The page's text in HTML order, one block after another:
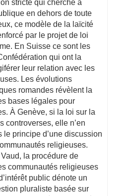
stricte qui cherche à
en dehors de toute
ce modèle de la laïcité
par le projet de loi
En Suisse ce sont les
qui ont la
leur relation avec les
Les évolutions
romandes révèlent la
bases légales pour
À Genève, si la loi sur la
controverses, elle n’en
le principe d’une discussion
religieuses.
la procédure de
communautés religieuses
public dénote un
pluraliste basée sur